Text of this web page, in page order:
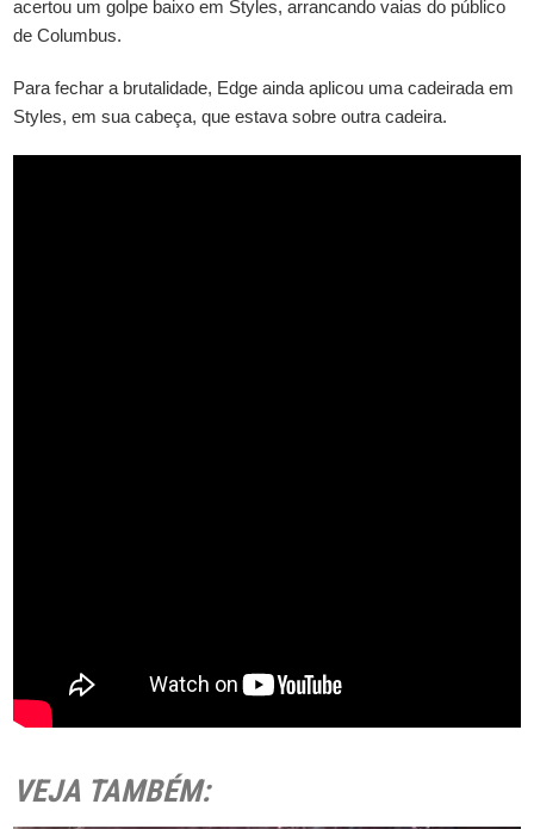
acertou um golpe baixo em Styles, arrancando vaias do público
de Columbus.
Para fechar a brutalidade, Edge ainda aplicou uma cadeirada em
Styles, em sua cabeça, que estava sobre outra cadeira.
VEJA TAMBÉM: